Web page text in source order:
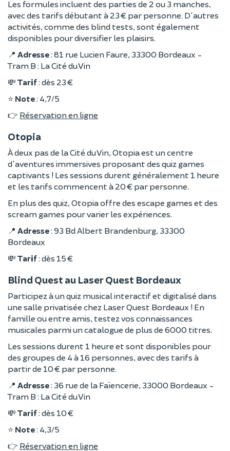
Les formules incluent des parties de 2 ou 3 manches,
avec des tarifs débutant à 23 € par personne. D'autres
activités, comme des blind tests, sont également
disponibles pour diversifier les plaisirs.
📍 Adresse: 81 rue Lucien Faure, 33300 Bordeaux -
Tram B : La Cité du Vin
💸 Tarif: dès 23 €
⭐️ Note: 4,7/5
👉 Réservation en ligne
Otopia
À deux pas de la Cité du Vin, Otopia est un centre
d'aventures immersives proposant des quiz games
captivants ! Les sessions durent généralement 1 heure
et les tarifs commencent à 20 € par personne.
En plus des quiz, Otopia offre des escape games et des
scream games pour varier les expériences.
📍 Adresse: 93 Bd Albert Brandenburg, 33300
Bordeaux
💸 Tarif: dès 15 €
Blind Quest au Laser Quest Bordeaux
Participez à un quiz musical interactif et digitalisé dans
une salle privatisée chez Laser Quest Bordeaux ! En
famille ou entre amis, testez vos connaissances
musicales parmi un catalogue de plus de 6000 titres.
Les sessions durent 1 heure et sont disponibles pour
des groupes de 4 à 16 personnes, avec des tarifs à
partir de 10 € par personne.
📍 Adresse: 36 rue de la Faïencerie, 33000 Bordeaux -
Tram B : La Cité du Vin
💸 Tarif: dès 10 €
⭐️ Note: 4,3/5
👉 Réservation en ligne